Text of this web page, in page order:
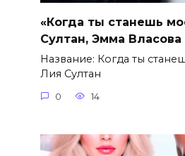
«Когда ты станешь
Султан, Эмма Власова
Название: Когда ты
Лия Султан
0 14